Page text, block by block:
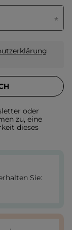
oder
zu, eine
dieses
Sie: